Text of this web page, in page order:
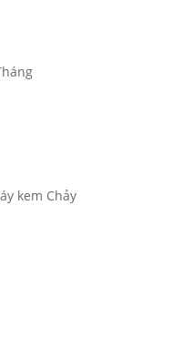
kem Chảy